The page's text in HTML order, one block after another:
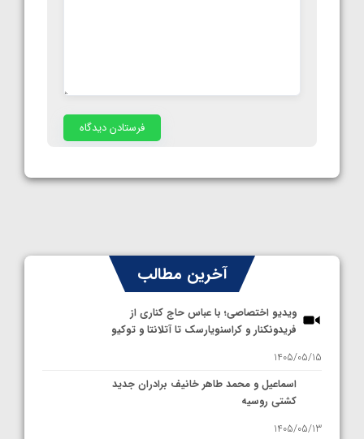
آخرین مطالب
ویدیو اختصاصی؛ با عباس حاج کناری از
فریدونکنار و کراسنویارسک تا آتلانتا و توکیو
1405/05/15
اسماعیل و محمد طاهر خانیف برادران جدید
کشتی روسیه
1405/05/13